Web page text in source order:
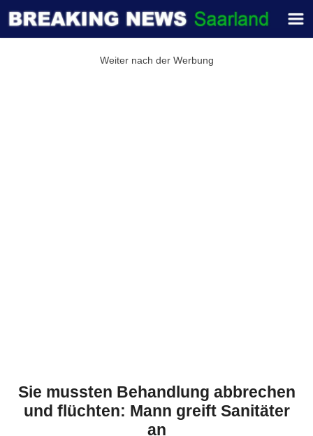
Weiter nach der Werbung
Sie mussten Behandlung abbrechen
und flüchten: Mann greift Sanitäter
an